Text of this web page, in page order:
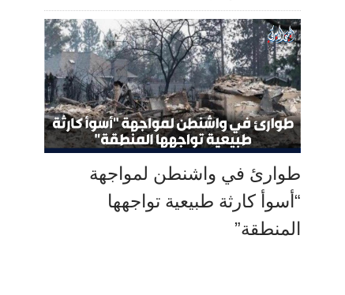
طوارئ في واشنطن لمواجهة
“أسوأ كارثة طبيعية تواجهها
المنطقة”